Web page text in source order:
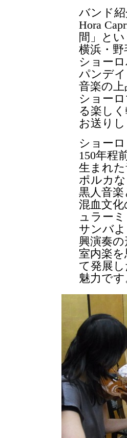
バン
Hora
間」と
横浜・
ショー
パンデ
音楽の
ショー
る楽し
お送り
ショー
150年程
生まれ
ポルカ
黒人音
混血文
ュラー
サンバ
興演奏
室内楽
て発展
魅力で